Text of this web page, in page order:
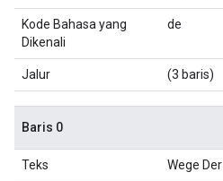
Kode Bahasa yang
Dikenali
de
Jalur (3 baris)
Baris 0
Teks Wege Der